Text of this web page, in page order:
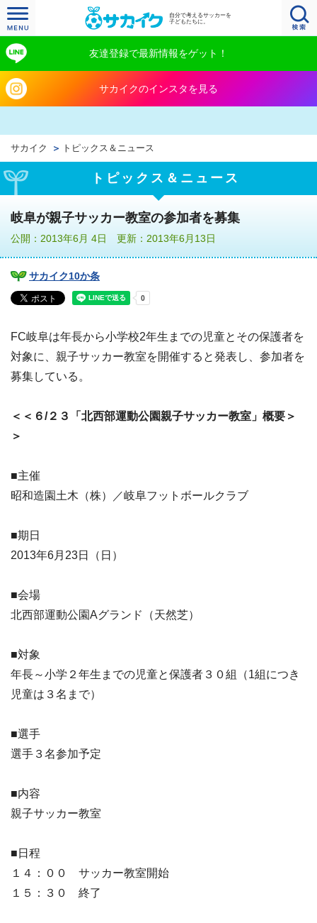
自分で考えるサッカーを
子どもたちに。
友達登録で最新情報をゲット！
サカイクのインスタを見る
サカイク トピックス＆ニュース
トピックス＆ニュース
岐阜が親子サッカー教室の参加者を募集
公開：2013年6月 4日 更新：2013年6月13日
サカイク10か条
FC岐阜は年長から小学校2年生までの児童とその保護者を
対象に、親子サッカー教室を開催すると発表し、参加者を
募集している。
＜＜６/２３「北西部運動公園親子サッカー教室」概要＞
＞
■主催
昭和造園土木（株）／岐阜フットボールクラブ
■期日
2013年6月23日（日）
■会場
北西部運動公園Aグランド（天然芝）
■対象
年長～小学２年生までの児童と保護者３０組（1組につき
児童は３名まで）
■選手
選手３名参加予定
■内容
親子サッカー教室
■日程
１４：００ サッカー教室開始
１５：３０ 終了